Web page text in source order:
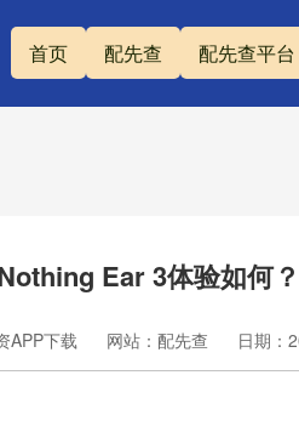
首页 配先查 配先查平台
Ear 3体验如何
APP下载 网站：配先查 日期：